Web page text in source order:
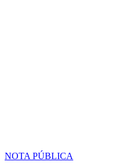
NOTA PÚBLICA